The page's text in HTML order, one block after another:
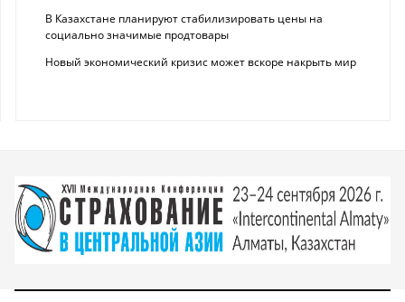
В Казахстане планируют стабилизировать цены на
социально значимые продтовары
Новый экономический кризис может вскоре накрыть мир